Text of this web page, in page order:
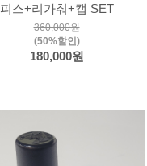
피스+리가춰+캡 SET
360,000원
(50%할인)
180,000원